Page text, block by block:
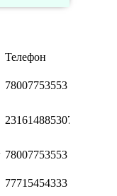
Телефон
78007753553
231614885307
78007753553
77715454333